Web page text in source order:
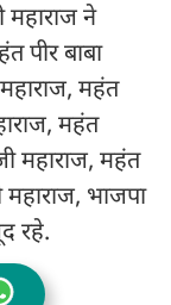
ने
पीर बाबा
महंत
महंत
महाराज, महंत
भाजपा
रहे.